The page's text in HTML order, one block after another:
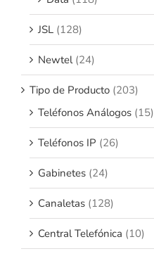
JSL (128)
Newtel (24)
Tipo de Producto (203)
Teléfonos Análogos (15)
Teléfonos IP (26)
Gabinetes (24)
Canaletas (128)
Central Telefónica (10)